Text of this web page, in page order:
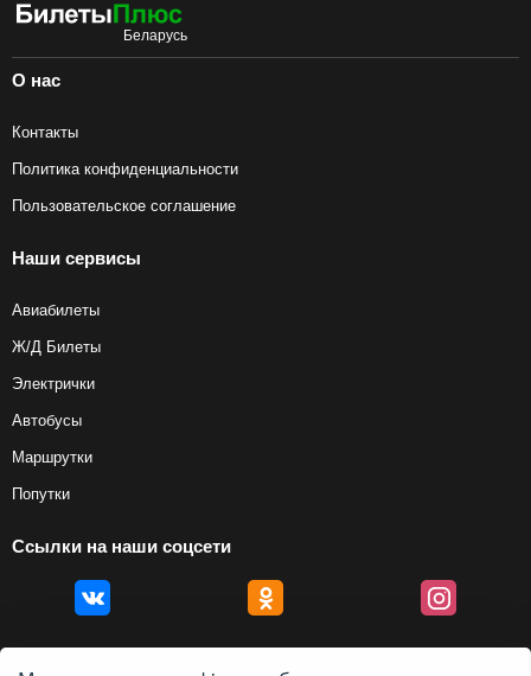
О нас
Контакты
Политика конфиденциальности
Пользовательское соглашение
Наши сервисы
Авиабилеты
Ж/Д Билеты
Электрички
Автобусы
Маршрутки
Попутки
Ссылки на наши соцсети